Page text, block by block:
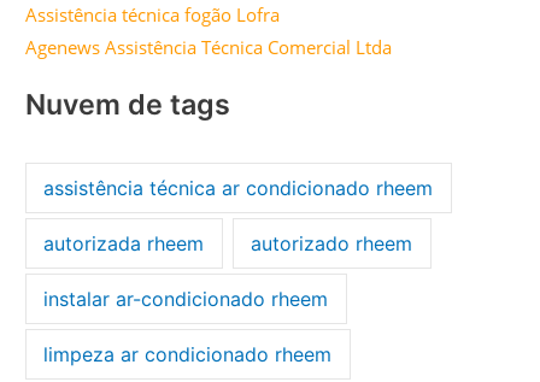
Assistência técnica fogão Lofra
Agenews Assistência Técnica Comercial Ltda
Nuvem de tags
assistência técnica ar condicionado rheem
autorizada rheem autorizado rheem
instalar ar-condicionado rheem
limpeza ar condicionado rheem